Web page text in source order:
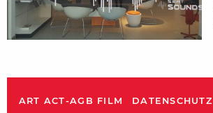
ART ACT-AGB FILM DATENSCHUTZ